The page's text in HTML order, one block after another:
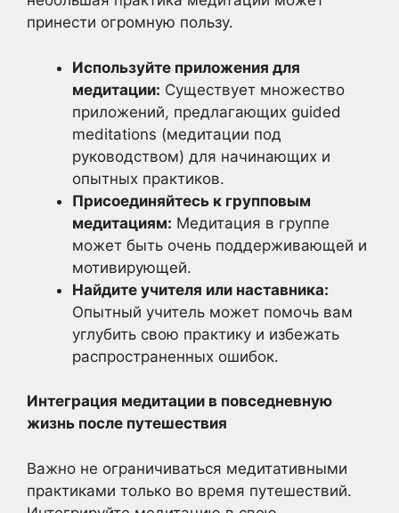
принести огромную пользу.
Используйте приложения для
медитации: Существует множество
приложений, предлагающих guided
meditations (медитации под
руководством) для начинающих и
опытных практиков.
Присоединяйтесь к групповым
медитациям: Медитация в группе
может быть очень поддерживающей и
мотивирующей.
Найдите учителя или наставника:
Опытный учитель может помочь вам
углубить свою практику и избежать
распространенных ошибок.
Интеграция медитации в повседневную
жизнь после путешествия
Важно не ограничиваться медитативными
практиками только во время путешествий.